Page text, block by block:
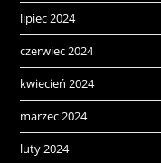
lipiec 2024
czerwiec 2024
kwiecień 2024
marzec 2024
luty 2024